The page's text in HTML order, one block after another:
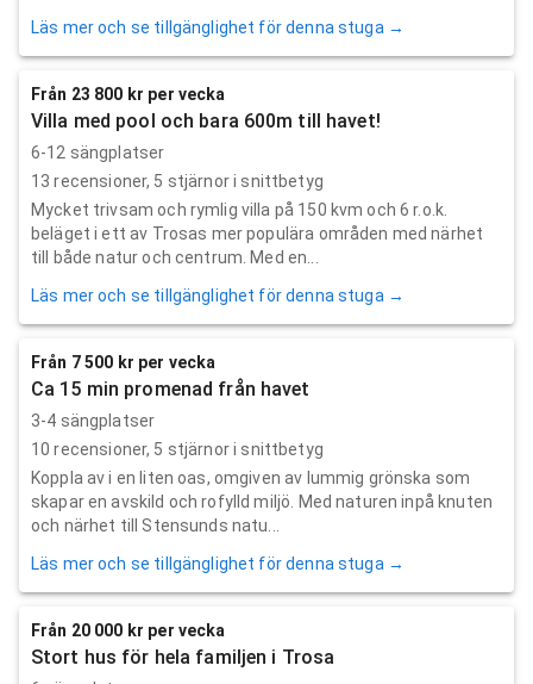
Läs mer och se tillgänglighet för denna stuga →
Från 23 800 kr per vecka
Villa med pool och bara 600m till havet!
6-12 sängplatser
13 recensioner, 5 stjärnor i snittbetyg
Mycket trivsam och rymlig villa på 150 kvm och 6 r.o.k.
beläget i ett av Trosas mer populära områden med närhet
till både natur och centrum. Med en...
Läs mer och se tillgänglighet för denna stuga →
Från 7 500 kr per vecka
Ca 15 min promenad från havet
3-4 sängplatser
10 recensioner, 5 stjärnor i snittbetyg
Koppla av i en liten oas, omgiven av lummig grönska som
skapar en avskild och rofylld miljö. Med naturen inpå knuten
och närhet till Stensunds natu...
Läs mer och se tillgänglighet för denna stuga →
Från 20 000 kr per vecka
Stort hus för hela familjen i Trosa